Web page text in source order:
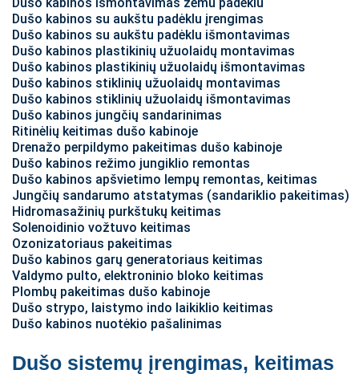
Dušo kabinos su aukštu padėklu įrengimas
Dušo kabinos su aukštu padėklu išmontavimas
Dušo kabinos plastikinių užuolaidų montavimas
Dušo kabinos plastikinių užuolaidų išmontavimas
Dušo kabinos stiklinių užuolaidų montavimas
Dušo kabinos stiklinių užuolaidų išmontavimas
Dušo kabinos jungčių sandarinimas
Ritinėlių keitimas dušo kabinoje
Drenažo perpildymo pakeitimas dušo kabinoje
Dušo kabinos režimo jungiklio remontas
Dušo kabinos apšvietimo lempų remontas, keitimas
Jungčių sandarumo atstatymas (sandariklio pakeitimas)
Hidromasažinių purkštukų keitimas
Solenoidinio vožtuvo keitimas
Ozonizatoriaus pakeitimas
Dušo kabinos garų generatoriaus keitimas
Valdymo pulto, elektroninio bloko keitimas
Plombų pakeitimas dušo kabinoje
Dušo strypo, laistymo indo laikiklio keitimas
Dušo kabinos nuotėkio pašalinimas
Dušo sistemų įrengimas, keitimas